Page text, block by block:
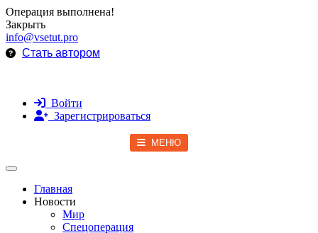
Операция выполнена!
Закрыть
info@vsetut.pro
Стать автором
Войти
Зарегистрироваться
МЕНЮ
Toggle navigation
Главная
Новости
Мир
Спецоперация